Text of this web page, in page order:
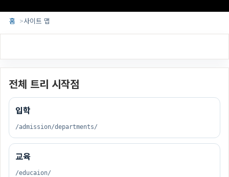
홈 사이트 맵
전체 트리 시작점
입학
/admission/departments/
교육
/educaion/